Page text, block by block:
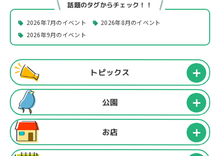
話題のタグからチェック！！
2026年7月のイベント
2026年8月のイベント
2026年9月のイベント
トピックス
公園
お店